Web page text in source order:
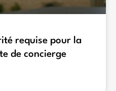
requise pour la
de concierge